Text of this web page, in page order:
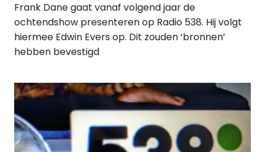
Frank Dane gaat vanaf volgend jaar de
ochtendshow presenteren op Radio 538. Hij volgt
hiermee Edwin Evers op. Dit zouden ‘bronnen’
hebben bevestigd